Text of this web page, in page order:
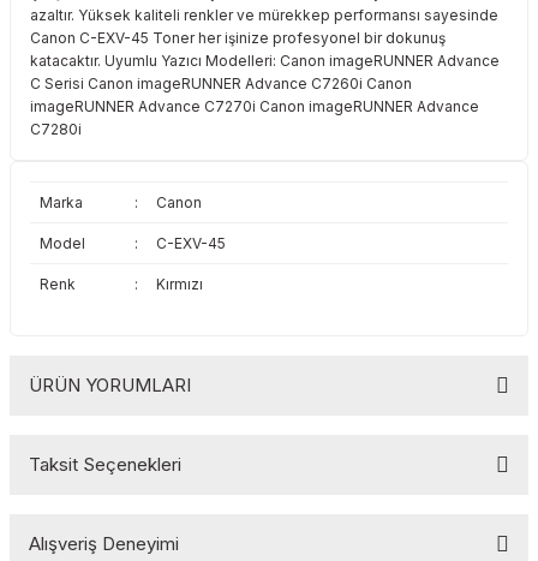
Triumph Adler
Utax
Utax
Xerox
azaltır. Yüksek kaliteli renkler ve mürekkep performansı sayesinde
Canon C-EXV-45 Toner her işinize profesyonel bir dokunuş
katacaktır. Uyumlu Yazıcı Modelleri: Canon imageRUNNER Advance
C Serisi Canon imageRUNNER Advance C7260i Canon
imageRUNNER Advance C7270i Canon imageRUNNER Advance
C7280i
Marka : Canon
Model : C-EXV-45
Renk : Kırmızı
ÜRÜN YORUMLARI
Taksit Seçenekleri
Alışveriş Deneyimi